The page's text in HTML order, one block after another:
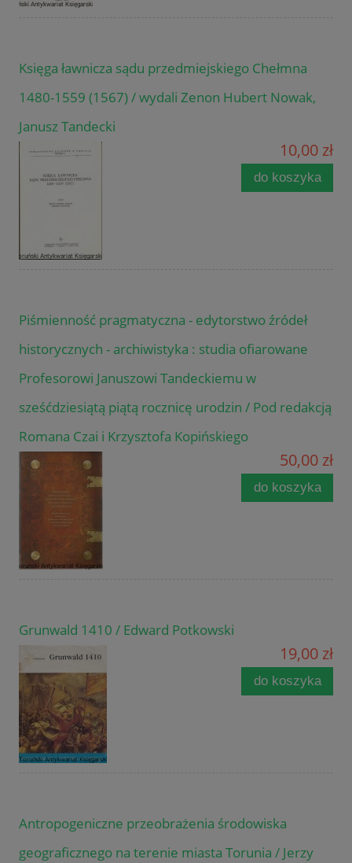
Księga ławnicza sądu przedmiejskiego Chełmna
1480-1559 (1567) / wydali Zenon Hubert Nowak,
Janusz Tandecki
10,00 zł
do koszyka
Piśmienność pragmatyczna - edytorstwo źródeł
historycznych - archiwistyka : studia ofiarowane
Profesorowi Januszowi Tandeckiemu w
sześćdziesiątą piątą rocznicę urodzin / Pod redakcją
Romana Czai i Krzysztofa Kopińskiego
50,00 zł
do koszyka
Grunwald 1410 / Edward Potkowski
19,00 zł
do koszyka
Antropogeniczne przeobrażenia środowiska
geograficznego na terenie miasta Torunia / Jerzy